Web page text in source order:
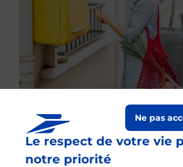
Le respect de votre vie
notre priorité
Ne pas
Boîte aux lettres La Poste
Le lien s'ouvre dans un nouvel onglet